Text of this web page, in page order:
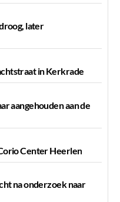
later
in Kerkrade
aangehouden aan de
Center Heerlen
na onderzoek naar